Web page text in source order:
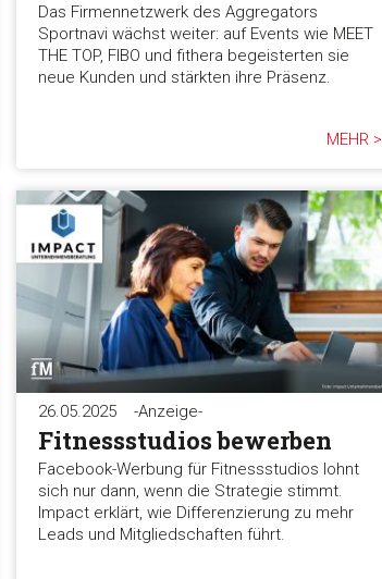
Das Firmennetzwerk des Aggregators
Sportnavi wächst weiter: auf Events wie MEET
THE TOP, FIBO und fithera begeisterten sie
neue Kunden und stärkten ihre Präsenz.
MEHR >
26.05.2025 -Anzeige-
Fitnessstudios bewerben
Facebook-Werbung für Fitnessstudios lohnt
sich nur dann, wenn die Strategie stimmt.
Impact erklärt, wie Differenzierung zu mehr
Leads und Mitgliedschaften führt.